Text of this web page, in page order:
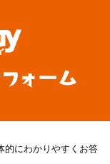
的にわかりやすくお答